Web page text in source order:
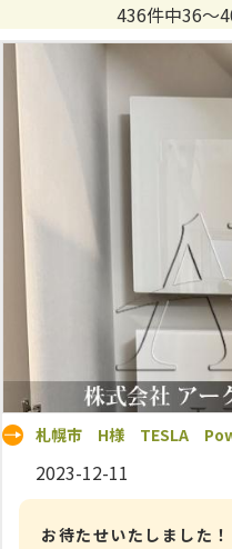
436件中36～
札幌市 H様 TESLA
2023-12-11
お待たせいたしました